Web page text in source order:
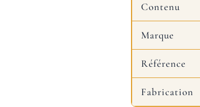
Contenu
Marque
Référence
Fabrication